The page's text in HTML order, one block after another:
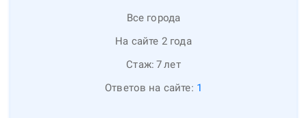
Все города
На сайте 2 года
Стаж: 7лет
Ответов на сайте: 1